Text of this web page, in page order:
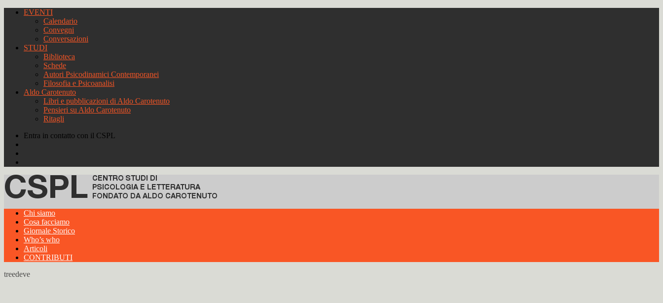
EVENTI
Calendario
Convegni
Conversazioni
STUDI
Biblioteca
Schede
Autori Psicodinamici Contemporanei
Filosofia e Psicoanalisi
Aldo Carotenuto
Libri e pubblicazioni di Aldo Carotenuto
Pensieri su Aldo Carotenuto
Ritagli
Entra in contatto con il CSPL
Chi siamo
Cosa facciamo
Giornale Storico
Who’s who
Articoli
CONTRIBUTI
treedeve